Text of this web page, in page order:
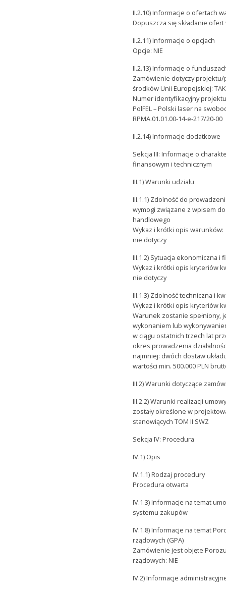
II.2.10) Informacje o ofertach
Dopuszcza się składanie ofert
II.2.11) Informacje o opcjach
Opcje: NIE
II.2.13) Informacje o
Zamówienie dotyczy
środków Unii Europejskiej: TAK
Numer identyfikacyjny
PolFEL – Polski laser na
RPMA.01.01.00-14-e-217/20-00
II.2.14) Informacje dodatkowe
Sekcja III: Informacje o
finansowym i technicznym
III.1) Warunki udziału
III.1.1) Zdolność do
wymogi związane z wpisem
handlowego
Wykaz i krótki opis warunków:
nie dotyczy
III.1.2) Sytuacja ekonomiczna i
Wykaz i krótki opis kryteriów
nie dotyczy
III.1.3) Zdolność techniczna i
Wykaz i krótki opis kryteriów
Warunek zostanie spełniony,
wykonaniem lub
w ciągu ostatnich trzech lat
okres prowadzenia
najmniej: dwóch dostaw
wartości min. 500.000 PLN
III.2) Warunki dotyczące
III.2.2) Warunki realizacji
zostały określone w
stanowiących TOM II SWZ
Sekcja IV: Procedura
IV.1) Opis
IV.1.1) Rodzaj procedury
Procedura otwarta
IV.1.3) Informacje na temat
systemu zakupów
IV.1.8) Informacje na temat
rządowych (GPA)
Zamówienie jest objęte
rządowych: NIE
IV.2) Informacje